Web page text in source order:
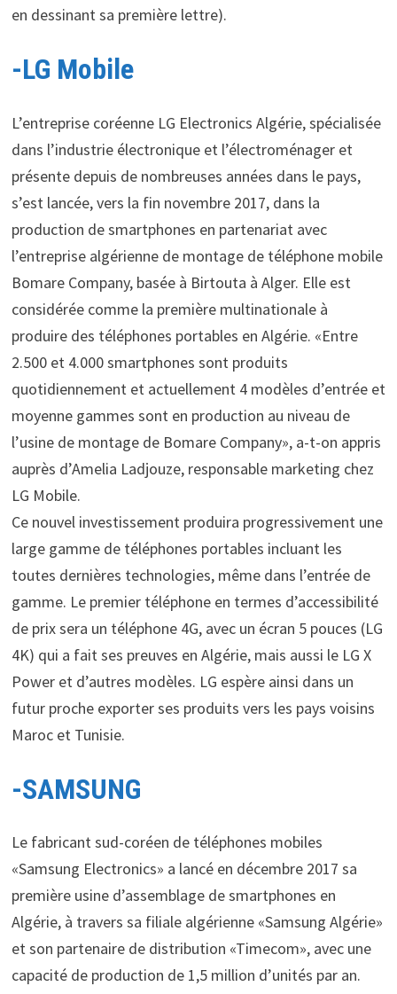
en dessinant sa première lettre).
-LG Mobile
L’entreprise coréenne LG Electronics Algérie, spécialisée
dans l’industrie électronique et l’électroménager et
présente depuis de nombreuses années dans le pays,
s’est lancée, vers la fin novembre 2017, dans la
production de smartphones en partenariat avec
l’entreprise algérienne de montage de téléphone mobile
Bomare Company, basée à Birtouta à Alger. Elle est
considérée comme la première multinationale à
produire des téléphones portables en Algérie. «Entre
2.500 et 4.000 smartphones sont produits
quotidiennement et actuellement 4 modèles d’entrée et
moyenne gammes sont en production au niveau de
l’usine de montage de Bomare Company», a-t-on appris
auprès d’Amelia Ladjouze, responsable marketing chez
LG Mobile.
Ce nouvel investissement produira progressivement une
large gamme de téléphones portables incluant les
toutes dernières technologies, même dans l’entrée de
gamme. Le premier téléphone en termes d’accessibilité
de prix sera un téléphone 4G, avec un écran 5 pouces (LG
4K) qui a fait ses preuves en Algérie, mais aussi le LG X
Power et d’autres modèles. LG espère ainsi dans un
futur proche exporter ses produits vers les pays voisins
Maroc et Tunisie.
-SAMSUNG
Le fabricant sud-coréen de téléphones mobiles
«Samsung Electronics» a lancé en décembre 2017 sa
première usine d’assemblage de smartphones en
Algérie, à travers sa filiale algérienne «Samsung Algérie»
et son partenaire de distribution «Timecom», avec une
capacité de production de 1,5 million d’unités par an.